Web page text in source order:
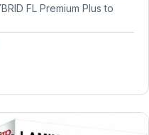
FL Premium Plus to